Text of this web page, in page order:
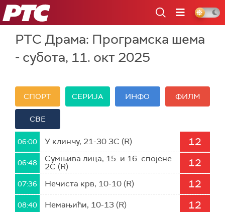
РТС
РТС Драма: Програмска шема
- субота, 11. окт 2025
СПОРТ СЕРИЈА ИНФО ФИЛМ
СВЕ
06:00 У клинчу, 21-30 3С (R) 12
06:48 Сумњива лица, 15. и 16. спојене
2С (R) 12
07:36 Нечиста крв, 10-10 (R) 12
08:40 Немањићи, 10-13 (R) 12